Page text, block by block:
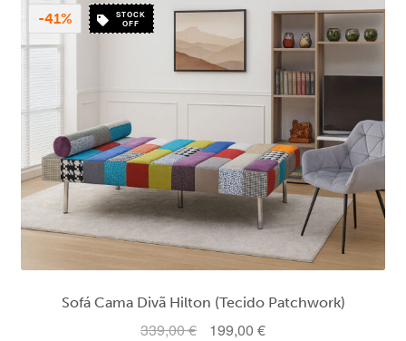
STOCK
OFF
Sofá Cama Divã Hilton (Tecido Patchwork)
-41%
339,00€
O199,00 €O